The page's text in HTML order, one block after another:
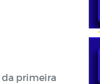
da primeira